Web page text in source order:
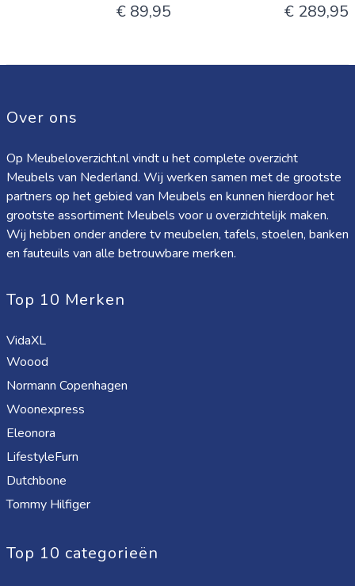
€ 89,95 € 289,95
Over ons
Op Meubeloverzicht.nl vindt u het complete overzicht
Meubels van Nederland. Wij werken samen met de grootste
partners op het gebied van Meubels en kunnen hierdoor het
grootste assortiment Meubels voor u overzichtelijk maken.
Wij hebben onder andere tv meubelen, tafels, stoelen, banken
en fauteuils van alle betrouwbare merken.
Top 10 Merken
VidaXL
Woood
Normann Copenhagen
Woonexpress
Eleonora
LifestyleFurn
Dutchbone
Tommy Hilfiger
Top 10 categorieën